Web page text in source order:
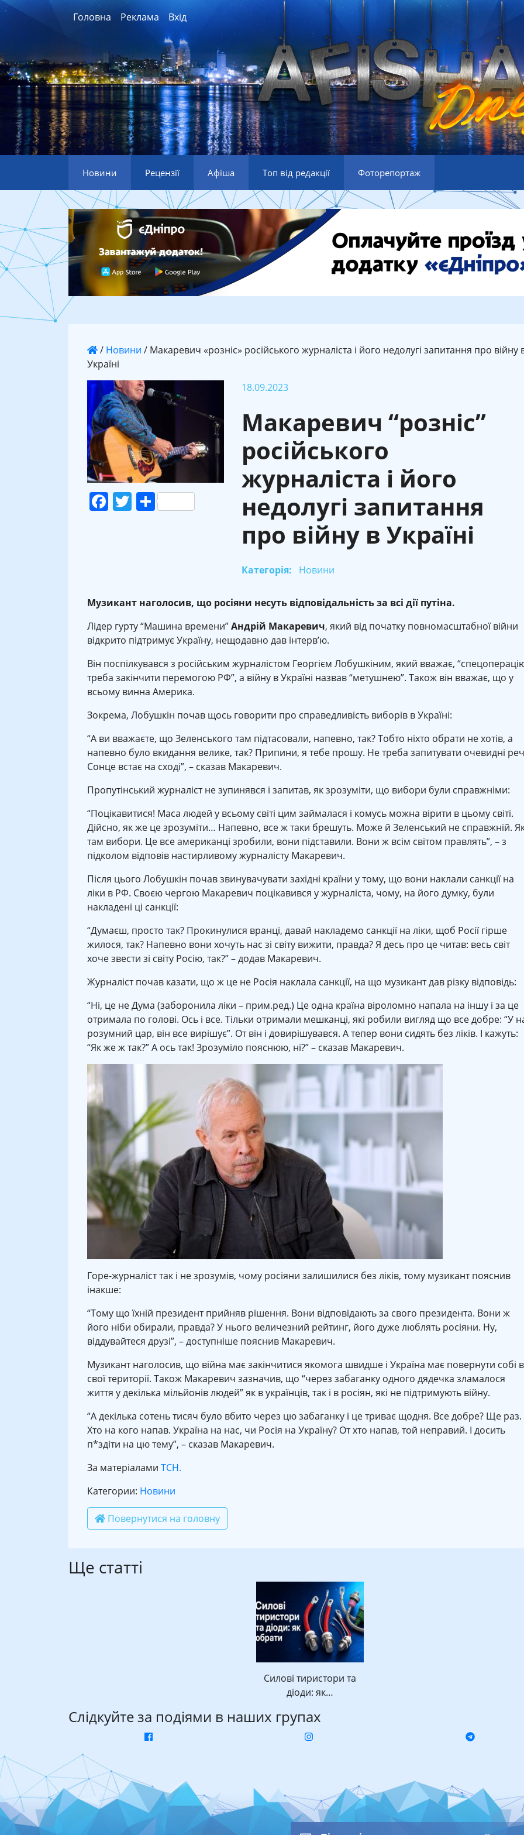
Головна Реклама Вхід
Новини Рецензії Афіша Топ від редакції Фоторепортаж
/ Новини / Макаревич «розніс» російського журналіста і його недолугі запитання про війну
Україні
Facebook
Twitter
Поділитися
18.09.2023
Макаревич “розніс”
російського
журналіста і його
недолугі запитання
про війну в Україні
Категорія: Новини
Музикант наголосив, що росіяни несуть відповідальність за всі дії путіна.
Лідер гурту “Машина времени”Андрій Макаревич, який від початку повномасштабної війни
відкрито підтримує Україну, нещодавно дав інтерв’ю.
Він поспілкувався з російським журналістом Георгієм Лобушкіним, який вважає,
треба закінчити перемогою РФ”, а війну в Україні назвав “метушнею”. Також він вважає, що у
всьому винна Америка.
Зокрема, Лобушкін почав щось говорити про справедливість виборів в Україні:
“А ви вважаєте, що Зеленського там підтасовали, напевно, так? Тобто ніхто обрати не хотів, а
напевно було вкидання велике, так? Припини, я тебе прошу. Не треба запитувати очевидні
Сонце встає на сході”, – сказав Макаревич.
Пропутінський журналіст не зупинявся і запитав, як зрозуміти, що вибори були справжніми:
“Поцікавитися! Маса людей у всьому світі цим займалася і комусь можна вірити в цьому світі.
Дійсно, як же це зрозуміти… Напевно, все ж таки брешуть. Може й Зеленський не справжній.
там вибори. Це все американці зробили, вони підставили. Вони ж всім світом правлять”, – з
підколом відповів настирливому журналісту Макаревич.
Після цього Лобушкін почав звинувачувати західні країни у тому, що вони наклали санкції на
ліки в РФ. Своєю чергою Макаревич поцікавився у журналіста, чому, на його думку, були
накладені ці санкції:
“Думаєш, просто так? Прокинулися вранці, давай накладемо санкції на ліки, щоб Росії гірше
жилося, так? Напевно вони хочуть нас зі світу вижити, правда? Я десь про це читав: весь світ
хоче звести зі світу Росію, так?” – додав Макаревич.
Журналіст почав казати, що ж це не Росія наклала санкції, на що музикант дав різку відповідь:
“Ні, це не Дума (заборонила ліки – прим.ред.) Це одна країна віроломно напала на іншу і за це
отримала по голові. Ось і все. Тільки отримали мешканці, які робили вигляд що все добре: “У
розумний цар, він все вирішує”. От він і довирішувався. А тепер вони сидять без ліків. І кажуть:
“Як же ж так?” А ось так! Зрозуміло пояснюю, ні?” – сказав Макаревич.
Горе-журналіст так і не зрозумів, чому росіяни залишилися без ліків, тому музикант пояснив
інакше:
“Тому що їхній президент прийняв рішення. Вони відповідають за свого президента. Вони ж
його ніби обирали, правда? У нього величезний рейтинг, його дуже люблять росіяни. Ну,
віддувайтеся друзі”, – доступніше пояснив Макаревич.
Музикант наголосив, що війна має закінчитися якомога швидше і Україна має повернути собі
свої території. Також Макаревич зазначив, що “через забаганку одного дядечка зламалося
життя у декілька мільйонів людей” як в українців, так і в росіян, які не підтримують війну.
“А декілька сотень тисяч було вбито через цю забаганку і це триває щодня. Все добре? Ще раз.
Хто на кого напав. Україна на нас, чи Росія на Україну? От хто напав, той неправий. І досить
п*здіти на цю тему”, – сказав Макаревич.
За матеріалами ТСН.
Категории: Новини
Повернутися на головну
Ще статті
Силові тиристори та
діоди: як…
Слідкуйте за подіями в наших групах